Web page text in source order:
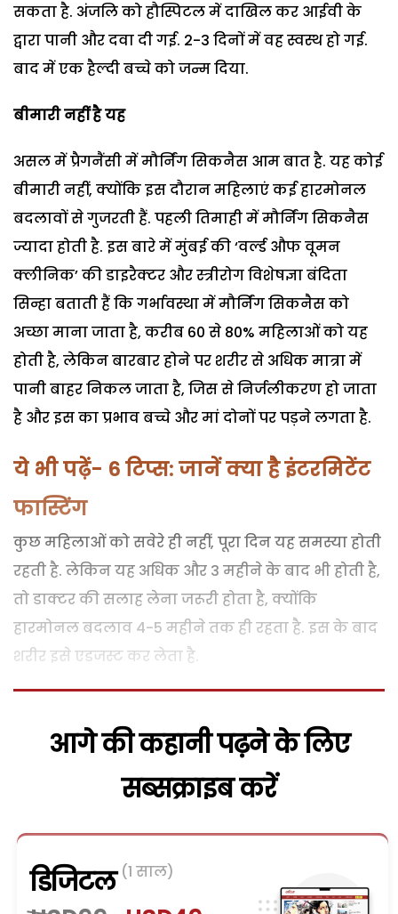
सकता है. अंजलि को हौस्पिटल में दाखिल कर आईवी के
द्वारा पानी और दवा दी गई. 2-3 दिनों में वह स्वस्थ हो गई.
बाद में एक हैल्दी बच्चे को जन्म दिया.
बीमारी नहीं है यह
असल में प्रैगनैंसी में मौर्निंग सिकनैस आम बात है. यह कोई
बीमारी नहीं, क्योंकि इस दौरान महिलाएं कई हारमोनल
बदलावों से गुजरती हैं. पहली तिमाही में मौर्निंग सिकनैस
ज्यादा होती है. इस बारे में मुंबई की ‘वर्ल्ड औफ वूमन
क्लीनिक’ की डाइरैक्टर और स्त्रीरोग विशेषज्ञा बंदिता
सिन्हा बताती हैं कि गर्भावस्था में मौर्निंग सिकनैस को
अच्छा माना जाता है, करीब 60 से 80% महिलाओं को यह
होती है, लेकिन बारबार होने पर शरीर से अधिक मात्रा में
पानी बाहर निकल जाता है, जिस से निर्जलीकरण हो जाता
है और इस का प्रभाव बच्चे और मां दोनों पर पड़ने लगता है.
ये भी पढ़ें- 6 टिप्स: जानें क्या है इंटरमिटेंट
फास्टिंग
कुछ महिलाओं को सवेरे ही नहीं, पूरा दिन यह समस्या होती
रहती है. लेकिन यह अधिक और 3 महीने के बाद भी होती है,
तो डाक्टर की सलाह लेना जरूरी होता है, क्योंकि
हारमोनल बदलाव 4-5 महीने तक ही रहता है. इस के बाद
शरीर इसे एडजस्ट कर लेता है.
आगे की कहानी पढ़ने के लिए
सब्सक्राइब करें
डिजिटल (1 साल)